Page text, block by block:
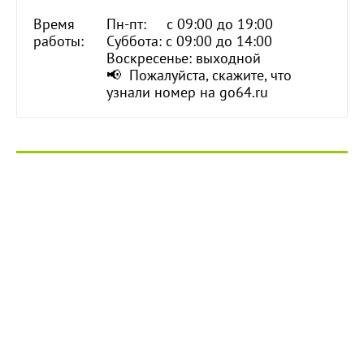
Время
работы:
Пн-пт: с 09:00 до 19:00
Суббота: с 09:00 до 14:00
Воскресенье: выходной
📢 Пожалуйста, скажите, что
узнали номер на go64.ru